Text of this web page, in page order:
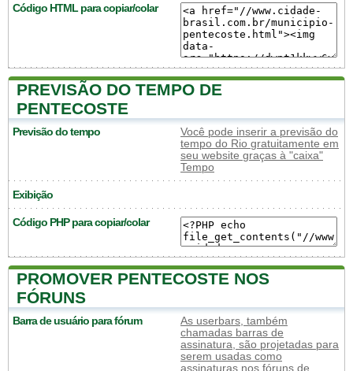
Código HTML para copiar/colar
PREVISÃO DO TEMPO DE
PENTECOSTE
Previsão do tempo
Você pode inserir a previsão do
tempo do Rio gratuitamente em
seu website graças à "caixa"
Tempo
Exibição
Código PHP para copiar/colar
PROMOVER PENTECOSTE NOS
FÓRUNS
Barra de usuário para fórum
As userbars, também
chamadas barras de
assinatura, são projetadas para
serem usadas como
assinaturas nos fóruns de